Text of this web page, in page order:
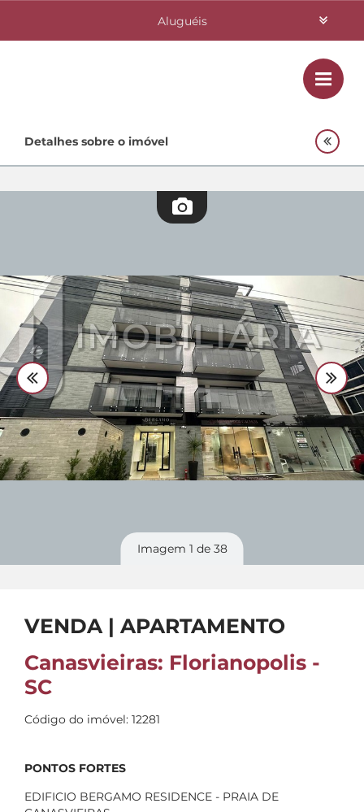
Aluguéis
Investimentos
Quem Somos
Fale Conosco 48 3364-0079
Plantão 48 99842-0500
Divulgue seu imóvel
Detalhes sobre o imóvel
Imagem 1 de 38
VENDA | APARTAMENTO
Canasvieiras: Florianopolis -
SC
Código do imóvel: 12281
PONTOS FORTES
EDIFICIO BERGAMO RESIDENCE - PRAIA DE